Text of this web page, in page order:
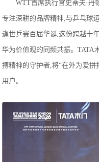
WTT首席执行官史蒂夫·丹
专注深耕的品牌精神,与乒乓球
逢世乒赛百届华诞,这份跨越十
华为价值观的同频共振。TATA
搏精神的守护者,将“在外为爱
用户。